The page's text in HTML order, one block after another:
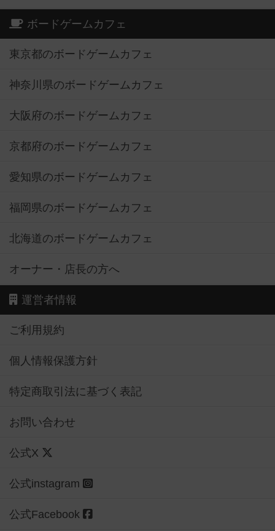
ボードゲームカフェ
東京都のボードゲームカフェ
神奈川県のボードゲームカフェ
大阪府のボードゲームカフェ
京都府のボードゲームカフェ
愛知県のボードゲームカフェ
福岡県のボードゲームカフェ
北海道のボードゲームカフェ
オーナー・店長の方へ
運営者情報
ご利用規約
個人情報保護方針
特定商取引法に基づく表記
お問い合わせ
公式X
公式instagram
公式Facebook